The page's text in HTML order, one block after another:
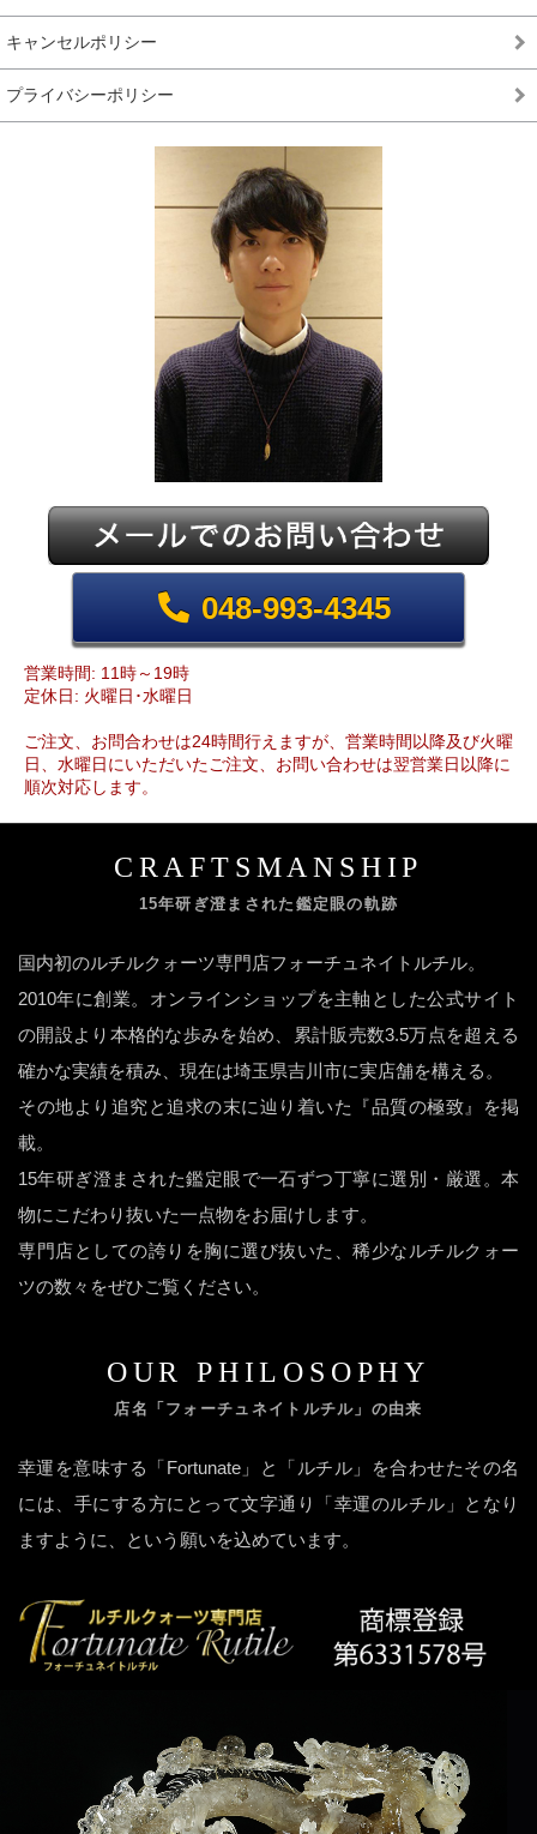
キャンセルポリシー
プライバシーポリシー
048-993-4345
営業時間: 11時～19時
定休日: 火曜日･水曜日
ご注文、お問合わせは24時間行えますが、営業時間以降及び火曜
日、水曜日にいただいたご注文、お問い合わせは翌営業日以降に
順次対応します。
CRAFTSMANSHIP
15年研ぎ澄まされた鑑定眼の軌跡
国内初のルチルクォーツ専門店フォーチュネイトルチル。
2010年に創業。オンラインショップを主軸とした公式サイト
の開設より本格的な歩みを始め、累計販売数3.5万点を超える
確かな実績を積み、現在は埼玉県吉川市に実店舗を構える。
その地より追究と追求の末に辿り着いた『品質の極致』を掲
載。
15年研ぎ澄まされた鑑定眼で一石ずつ丁寧に選別・厳選。本
物にこだわり抜いた一点物をお届けします。
専門店としての誇りを胸に選び抜いた、稀少なルチルクォー
ツの数々をぜひご覧ください。
OUR PHILOSOPHY
店名「フォーチュネイトルチル」の由来
幸運を意味する「Fortunate」と「ルチル」を合わせたその名
には、手にする方にとって文字通り「幸運のルチル」となり
ますように、という願いを込めています。